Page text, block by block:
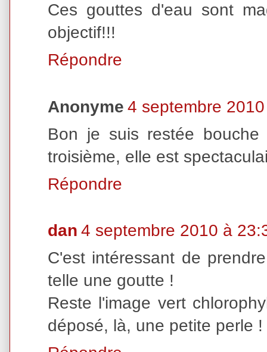
Ces gouttes d'eau sont
objectif!!!
Répondre
Anonyme 4 septembre
Bon je suis restée
troisième, elle est
Répondre
dan 4 septembre 2010 à
C'est intéressant de
telle une goutte !
Reste l'image vert
déposé, là, une petite perle !